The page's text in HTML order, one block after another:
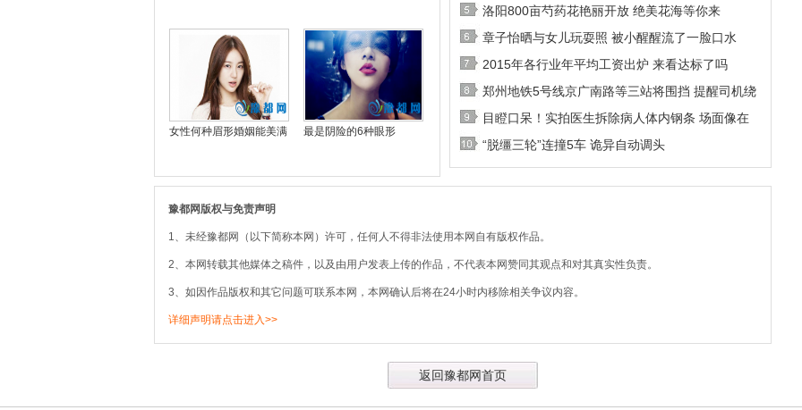
女性何种眉形婚姻能美满 最是阴险的6种眼形
洛阳800亩芍药花艳丽开放 绝美花海等你来
章子怡晒与女儿玩耍照 被小醒醒流了一脸口水
2015年各行业年平均工资出炉 来看达标了吗
郑州地铁5号线京广南路等三站将围挡 提醒司机绕
目瞪口呆！实拍医生拆除病人体内钢条 场面像在
“脱缰三轮”连撞5车 诡异自动调头
豫都网版权与免责声明
1、未经豫都网（以下简称本网）许可，任何人不得非法使用本网自有版权作品。
2、本网转载其他媒体之稿件，以及由用户发表上传的作品，不代表本网赞同其观点和对其真实性负责。
3、如因作品版权和其它问题可联系本网，本网确认后将在24小时内移除相关争议内容。
详细声明请点击进入>>
返回豫都网首页